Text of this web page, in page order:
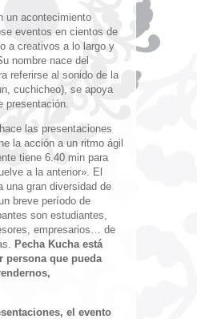
un acontecimiento
eventos en cientos de
a creativos a lo largo y
nombre nace del
referirse al sonido de la
cuchicheo), se apoya
presentación.
las presentaciones
la acción a un ritmo ágil
tiene 6.40 min para
a la anterior». El
una gran diversidad de
breve período de
son estudiantes,
empresarios… de
Pecha Kucha está
persona que pueda
el evento